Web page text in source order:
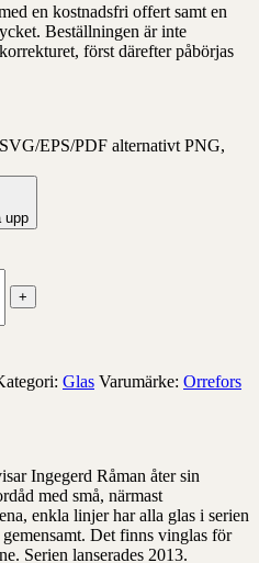
en kostnadsfri offert samt en
Beställningen är inte
först därefter påbörjas
EPS/PDF alternativt PNG,
upp
Glas Varumärke: Orrefors
Ingegerd Råman åter sin
med små, närmast
enkla linjer har alla glas i serien
Det finns vinglas för
Serien lanserades 2013.